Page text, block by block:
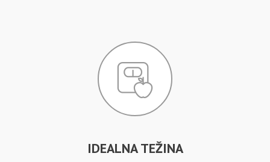
IDEALNA TEŽINA